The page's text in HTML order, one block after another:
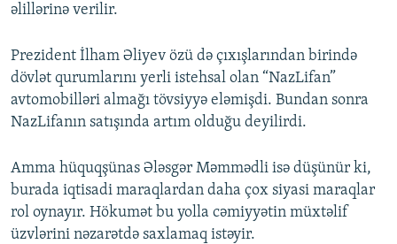
əlillərinə verilir.
Prezident İlham Əliyev özü də çıxışlarından birində
dövlət qurumlarını yerli istehsal olan “NazLifan”
avtomobilləri almağı tövsiyyə eləmişdi. Bundan sonra
NazLifanın satışında artım olduğu deyilirdi.
Amma hüquqşünas Ələsgər Məmmədli isə düşünür ki,
burada iqtisadi maraqlardan daha çox siyasi maraqlar
rol oynayır. Hökumət bu yolla cəmiyyətin müxtəlif
üzvlərini nəzarətdə saxlamaq istəyir.